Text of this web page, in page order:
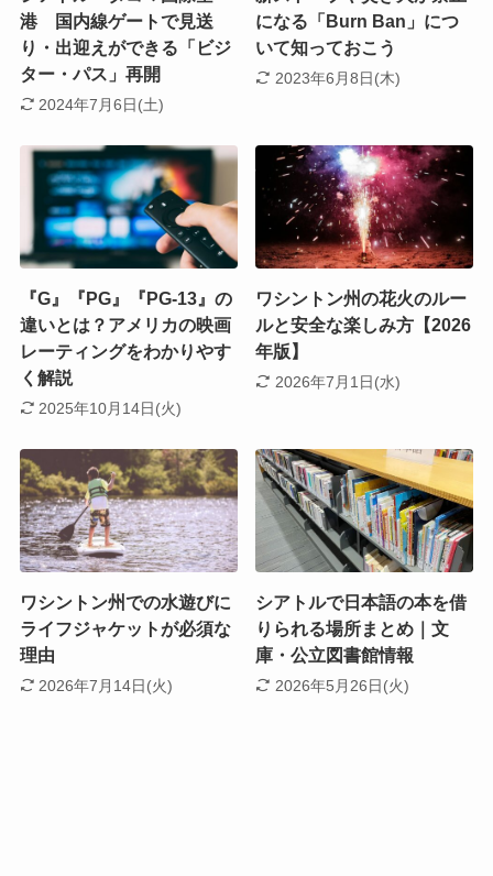
港 国内線ゲートで見送
り・出迎えができる「ビジ
ター・パス」再開
2024年7月6日(土)
になる「Burn Ban」につ
いて知っておこう
2023年6月8日(木)
『G』『PG』『PG-13』の
違いとは？アメリカの映画
レーティングをわかりやす
く解説
2025年10月14日(火)
ワシントン州の花火のルー
ルと安全な楽しみ方【2026
年版】
2026年7月1日(水)
ワシントン州での水遊びに
ライフジャケットが必須な
理由
2026年7月14日(火)
シアトルで日本語の本を借
りられる場所まとめ｜文
庫・公立図書館情報
2026年5月26日(火)